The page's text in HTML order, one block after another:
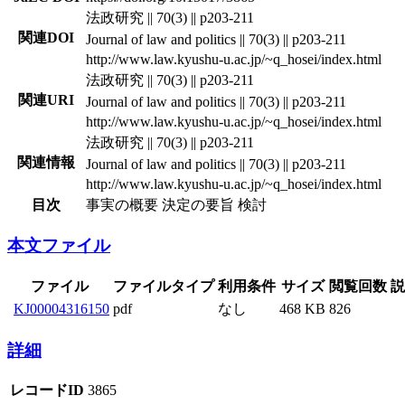
関連DOI
法政研究 || 70(3) || p203-211
Journal of law and politics || 70(3) || p203-211
http://www.law.kyushu-u.ac.jp/~q_hosei/index.html
関連URI
法政研究 || 70(3) || p203-211
Journal of law and politics || 70(3) || p203-211
http://www.law.kyushu-u.ac.jp/~q_hosei/index.html
関連情報
法政研究 || 70(3) || p203-211
Journal of law and politics || 70(3) || p203-211
http://www.law.kyushu-u.ac.jp/~q_hosei/index.html
目次
事実の概要 決定の要旨 検討
本文ファイル
ファイル ファイルタイプ 利用条件 サイズ 閲覧回数
KJ00004316150 pdf なし 468 KB 826
詳細
レコードID 3865